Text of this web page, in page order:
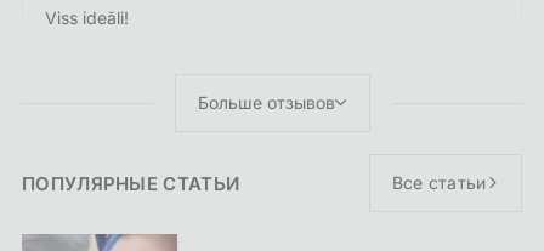
Viss ideāli!
Больше отзывов
ПОПУЛЯРНЫЕ СТАТЬИ Все статьи